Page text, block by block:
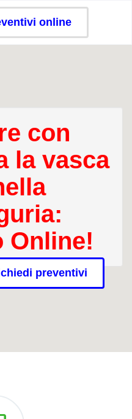
online
con
la vasca
Online!
preventivi